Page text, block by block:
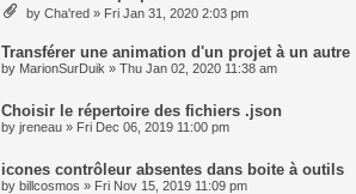
by Cha'red » Fri Jan 31, 2020 2:03 pm
Transférer une animation d'un projet à un autre
by MarionSurDuik » Thu Jan 02, 2020 11:38 am
Choisir le répertoire des fichiers .json
by jreneau » Fri Dec 06, 2019 11:00 pm
icones contrôleur absentes dans boite à outils
by billcosmos » Fri Nov 15, 2019 11:09 pm